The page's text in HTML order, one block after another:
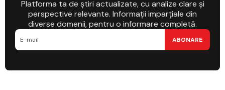
Platforma ta de știri actualizate, cu analize clare și
perspective relevante. Informații imparțiale din
diverse domenii, pentru o informare completă.
ABONARE